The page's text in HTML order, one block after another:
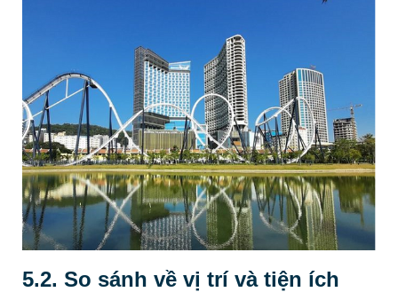
5.2. So sánh về vị trí và tiện ích